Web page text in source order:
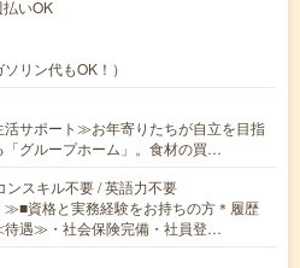
いOK
リン代もOK！）
サポート≫お年寄りたちが自立を目指
「グループホーム」。食材の買…
ンスキル不要 / 英語力不要
資格と実務経験をお持ちの方＊履歴
遇≫・社会保険完備・社員登…